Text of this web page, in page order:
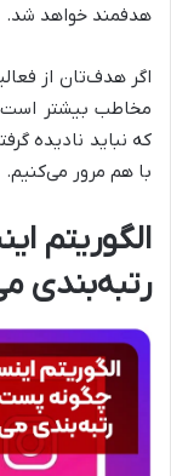
هدفمند خواهد شد.
اگر هدف‌تان از
مخاطب بیشتر
که نباید نادیده
با هم مرور می‌کنیم.
الگوریتم
رتبه‌بندی